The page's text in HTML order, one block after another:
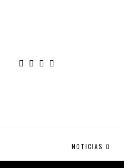
NOTICIAS